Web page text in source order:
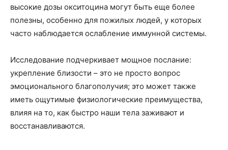
высокие дозы окситоцина могут быть еще более
полезны, особенно для пожилых людей, у которых
часто наблюдается ослабление иммунной системы.
Исследование подчеркивает мощное послание:
укрепление близости – это не просто вопрос
эмоционального благополучия; это может также
иметь ощутимые физиологические преимущества,
влияя на то, как быстро наши тела заживают и
восстанавливаются.